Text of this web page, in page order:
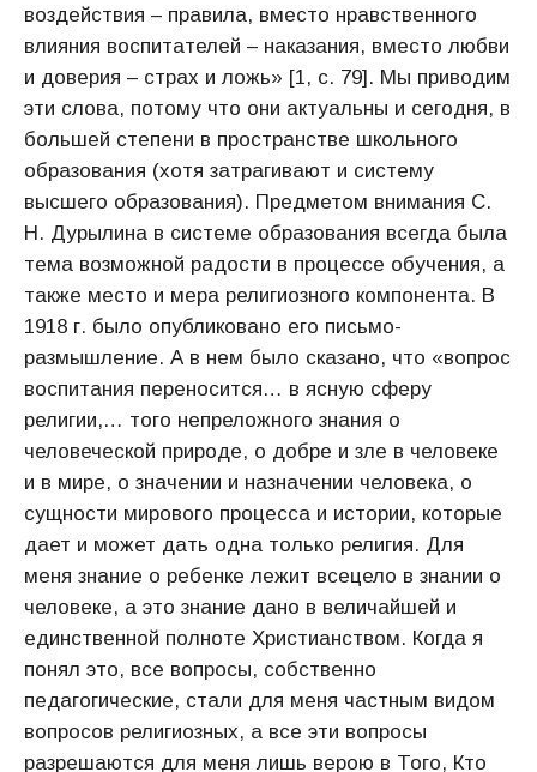
воздействия – правила, вместо нравственного
влияния воспитателей – наказания, вместо любви
и доверия – страх и ложь» [1, с. 79]. Мы приводим
эти слова, потому что они актуальны и сегодня, в
большей степени в пространстве школьного
образования (хотя затрагивают и систему
высшего образования). Предметом внимания С.
Н. Дурылина в системе образования всегда была
тема возможной радости в процессе обучения, а
также место и мера религиозного компонента. В
1918 г. было опубликовано его письмо-
размышление. А в нем было сказано, что «вопрос
воспитания переносится… в ясную сферу
религии,… того непреложного знания о
человеческой природе, о добре и зле в человеке
и в мире, о значении и назначении человека, о
сущности мирового процесса и истории, которые
дает и может дать одна только религия. Для
меня знание о ребенке лежит всецело в знании о
человеке, а это знание дано в величайшей и
единственной полноте Христианством. Когда я
понял это, все вопросы, собственно
педагогические, стали для меня частным видом
вопросов религиозных, а все эти вопросы
разрешаются для меня лишь верою в Того, Кто